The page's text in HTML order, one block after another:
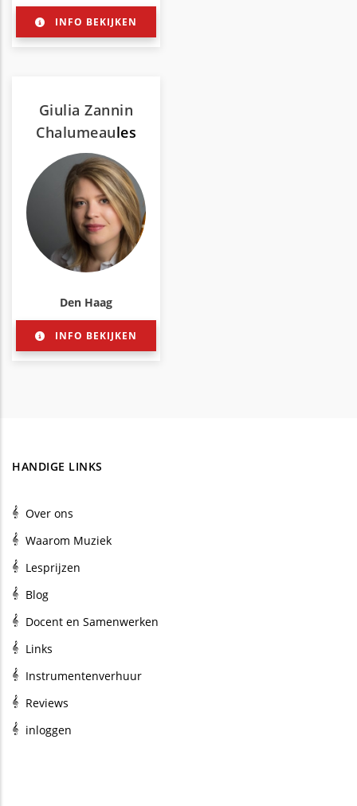
INFO BEKIJKEN
Giulia Zannin
Chalumeaules
Den Haag
INFO BEKIJKEN
HANDIGE LINKS
Over ons
Waarom Muziek
Lesprijzen
Blog
Docent en Samenwerken
Links
Instrumentenverhuur
Reviews
inloggen